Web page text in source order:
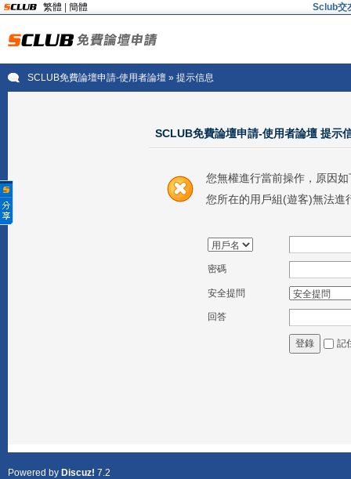
繁體 簡體 Sclub交
SCLUB免費論壇申請-使用者論壇» 提示信息
SCLUB免費論壇申請-使用者論壇 提示
您無權進行當前操作，原因如
您所在的用戶組(遊客)無法進
密碼
安全提問
回答
登錄 記
Powered by Discuz! 7.2